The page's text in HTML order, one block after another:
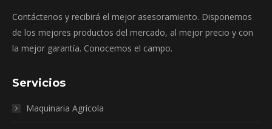
Contáctenos y recibirá el mejor asesoramiento. Disponemos
de los mejores productos del mercado, al mejor precio y con
la mejor garantía. Conocemos el campo.
Servicios
Maquinaria Agrícola